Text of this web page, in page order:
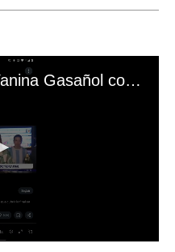
El mal momento de Yanina Gasañol con un hincha argentino en "Subrayado"